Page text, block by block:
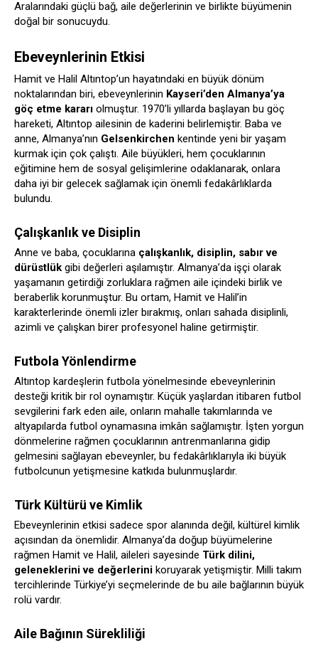
Aralarındaki güçlü bağ, aile değerlerinin ve birlikte büyümenin
doğal bir sonucuydu.
Ebeveynlerinin Etkisi
Hamit ve Halil Altıntop’un hayatındaki en büyük dönüm
noktalarından biri, ebeveynlerinin Kayseri’den Almanya’ya
göç etme kararı olmuştur. 1970’li yıllarda başlayan bu göç
hareketi, Altıntop ailesinin de kaderini belirlemiştir. Baba ve
anne, Almanya’nın Gelsenkirchen kentinde yeni bir yaşam
kurmak için çok çalıştı. Aile büyükleri, hem çocuklarının
eğitimine hem de sosyal gelişimlerine odaklanarak, onlara
daha iyi bir gelecek sağlamak için önemli fedakârlıklarda
bulundu.
Çalışkanlık ve Disiplin
Anne ve baba, çocuklarına çalışkanlık, disiplin, sabır ve
dürüstlük gibi değerleri aşılamıştır. Almanya’da işçi olarak
yaşamanın getirdiği zorluklara rağmen aile içindeki birlik ve
beraberlik korunmuştur. Bu ortam, Hamit ve Halil’in
karakterlerinde önemli izler bırakmış, onları sahada disiplinli,
azimli ve çalışkan birer profesyonel haline getirmiştir.
Futbola Yönlendirme
Altıntop kardeşlerin futbola yönelmesinde ebeveynlerinin
desteği kritik bir rol oynamıştır. Küçük yaşlardan itibaren futbol
sevgilerini fark eden aile, onların mahalle takımlarında ve
altyapılarda futbol oynamasına imkân sağlamıştır. İşten yorgun
dönmelerine rağmen çocuklarının antrenmanlarına gidip
gelmesini sağlayan ebeveynler, bu fedakârlıklarıyla iki büyük
futbolcunun yetişmesine katkıda bulunmuşlardır.
Türk Kültürü ve Kimlik
Ebeveynlerinin etkisi sadece spor alanında değil, kültürel kimlik
açısından da önemlidir. Almanya’da doğup büyümelerine
rağmen Hamit ve Halil, aileleri sayesinde Türk dilini,
geleneklerini ve değerlerini koruyarak yetişmiştir. Milli takım
tercihlerinde Türkiye’yi seçmelerinde de bu aile bağlarının büyük
rolü vardır.
Aile Bağının Sürekliliği